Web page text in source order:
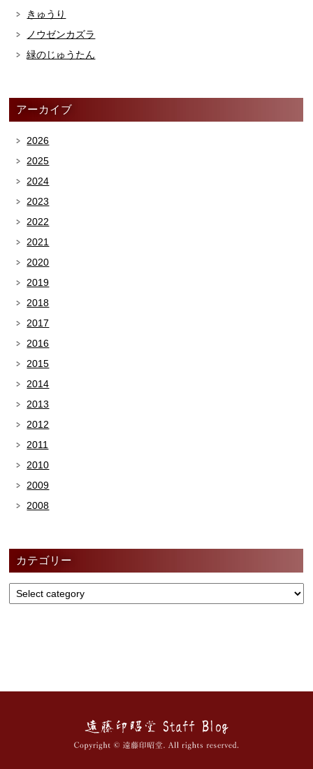
きゅうり
ノウゼンカズラ
緑のじゅうたん
アーカイブ
2026
2025
2024
2023
2022
2021
2020
2019
2018
2017
2016
2015
2014
2013
2012
2011
2010
2009
2008
カテゴリー